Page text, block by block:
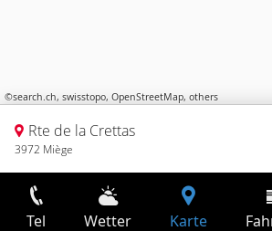
©search.ch, swisstopo, OpenStreetMap, others
Rte de la Crettas
3972 Miège
Tel Wetter Karte